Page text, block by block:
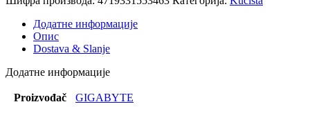
Додатне информације
Опис
Dostava & Slanje
Додатне информације
Proizvođač GIGABYTE